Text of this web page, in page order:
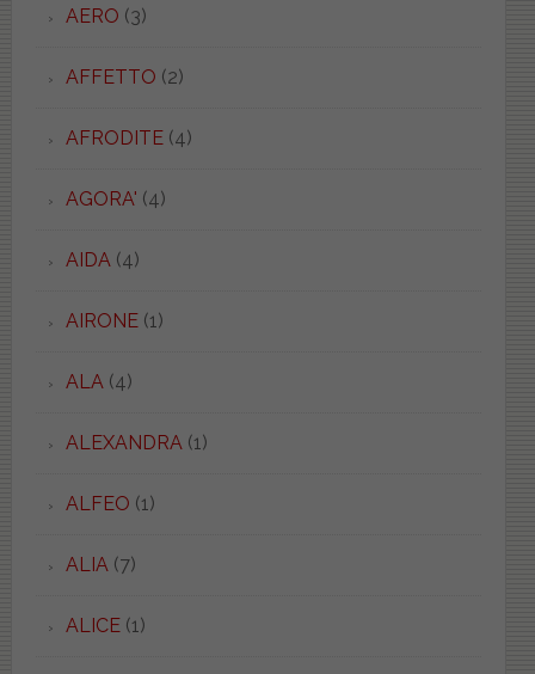
AERO (3)
AFFETTO (2)
AFRODITE(4)
AGORA' (4)
AIDA(4)
AIRONE(1)
ALA(4)
ALEXANDRA(1)
ALFEO (1)
ALIA(7)
ALICE(1)